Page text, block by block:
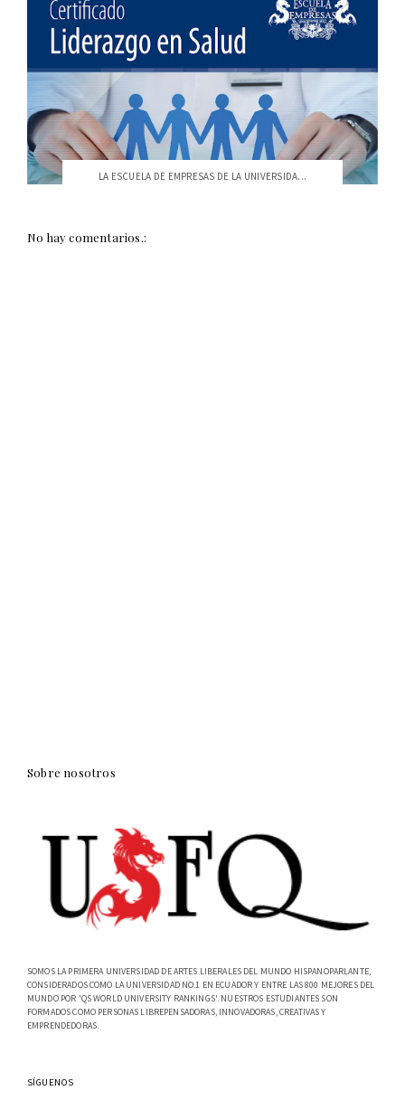
LA ESCUELA DE EMPRESAS DE LA UNIVERSIDA...
No hay comentarios.:
Sobre nosotros
SOMOS LA PRIMERA UNIVERSIDAD DE ARTES LIBERALES DEL MUNDO HISPANOPARLANTE,
CONSIDERADOS COMO LA UNIVERSIDAD NO.1 EN ECUADOR Y ENTRE LAS 800 MEJORES DEL
MUNDO POR 'QS WORLD UNIVERSITY RANKINGS'. NUESTROS ESTUDIANTES SON
FORMADOS COMO PERSONAS LIBREPENSADORAS, INNOVADORAS, CREATIVAS Y
EMPRENDEDORAS.
SÍGUENOS